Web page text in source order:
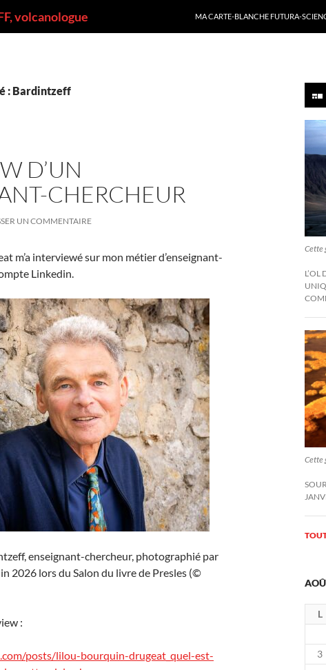
volcanologue
MA CARTE-BLANCHE FUTURA-
: Bardintzeff
D’UN
CHERCHEUR
UN COMMENTAIRE
m’a interviewé sur mon métier d’enseignant-
Linkedin.
enseignant-chercheur, photographié par
2026 lors du Salon du livre de Presles (©
:
posts/lilou-bourquin-drugeat_quel-est-
Cette
Cette
L
3